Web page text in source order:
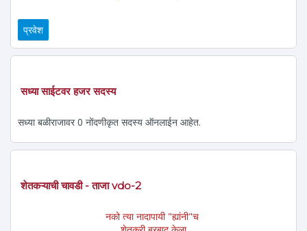
सध्या साईटवर हजर सदस्य
सध्या बळीराजावर 0 नोंदणीकृत सदस्य ऑनलाईन आहेत.
शेतकऱ्याची चावडी - ताजा vdo-2
नको त्या नादापायी "ह्यांनी"च